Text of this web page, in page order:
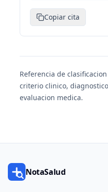
Copiar cita
Referencia de
criterio clinico,
evaluacion medica.
NotaSalud